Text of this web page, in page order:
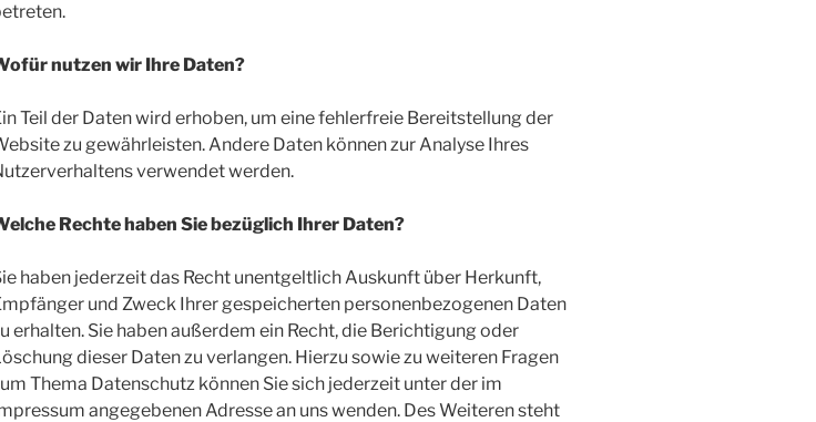
nutzen wir Ihre Daten?
Teil der Daten wird erhoben, um eine fehlerfreie Bereitstellung der
zu gewährleisten. Andere Daten können zur Analyse Ihres
verwendet werden.
Rechte haben Sie bezüglich Ihrer Daten?
haben jederzeit das Recht unentgeltlich Auskunft über Herkunft,
und Zweck Ihrer gespeicherten personenbezogenen Daten
erhalten. Sie haben außerdem ein Recht, die Berichtigung oder
dieser Daten zu verlangen. Hierzu sowie zu weiteren Fragen
Thema Datenschutz können Sie sich jederzeit unter der im
angegebenen Adresse an uns wenden. Des Weiteren steht